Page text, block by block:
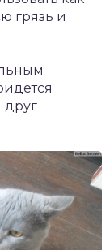
грязь и
друг